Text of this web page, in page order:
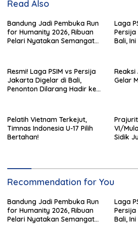
Read Also
Bandung Jadi Pembuka Run
for Humanity 2026, Ribuan
Pelari Nyatakan Semangat
Laga
Bali,
Resmi! Laga PSIM vs Persija
Jakarta Digelar di Bali,
Penonton Dilarang Hadir ke
Reaksi
Gelar
Pelatih Vietnam Terkejut,
Timnas Indonesia U-17 Pilih
Bertahan!
VI/
Sidik
Recommendation for You
Bandung Jadi Pembuka Run
for Humanity 2026, Ribuan
Pelari Nyatakan Semangat
Laga
Bali,